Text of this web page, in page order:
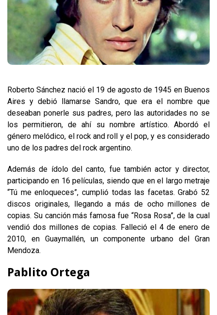
Roberto Sánchez nació el 19 de agosto de 1945 en Buenos
Aires y debió llamarse Sandro, que era el nombre que
deseaban ponerle sus padres, pero las autoridades no se
los permitieron, de ahí su nombre artístico. Abordó el
género melódico, el rock and roll y el pop, y es considerado
uno de los padres del rock argentino.
Además de ídolo del canto, fue también actor y director,
participando en 16 películas, siendo que en el largo metraje
“Tú me enloqueces”, cumplió todas las facetas. Grabó 52
discos originales, llegando a más de ocho millones de
copias. Su canción más famosa fue “Rosa Rosa”, de la cual
vendió dos millones de copias. Falleció el 4 de enero de
2010, en Guaymallén, un componente urbano del Gran
Mendoza.
Pablito Ortega